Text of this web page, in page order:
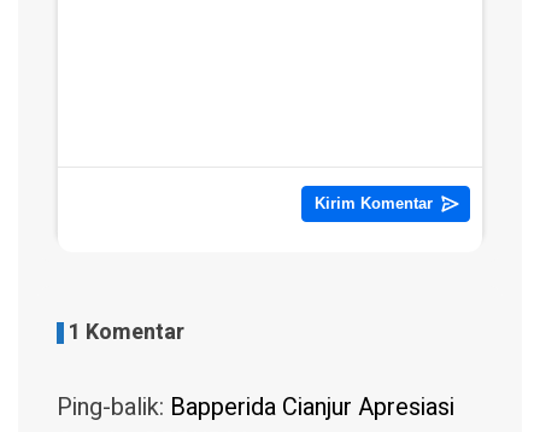
1 Komentar
Ping-balik: Bapperida Cianjur Apresiasi